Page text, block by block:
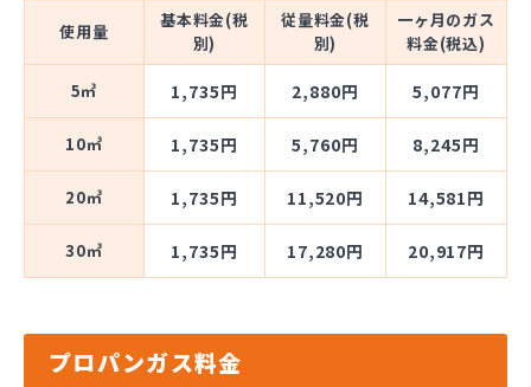
使用量
基本料金(税
別)
従量料金(税
別)
一ヶ月のガス
料金(税込)
5㎥ 1,735円 2,880円 5,077円
10㎥ 1,735円 5,760円 8,245円
20㎥ 1,735円 11,520円 14,581円
30㎥ 1,735円 17,280円 20,917円
プロパンガス料金